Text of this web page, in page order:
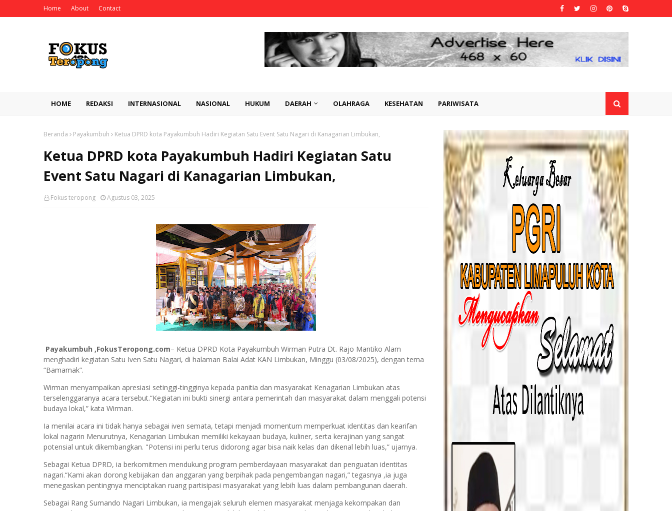
Home About Contact
HOME REDAKSI INTERNASIONAL NASIONAL HUKUM DAERAH OLAHRAGA KESEHATAN PARIWISATA
Beranda Payakumbuh Ketua DPRD kota Payakumbuh Hadiri Kegiatan Satu Event Satu Nagari di Kanagarian Limbukan,
Ketua DPRD kota Payakumbuh Hadiri Kegiatan Satu
Event Satu Nagari di Kanagarian Limbukan,
Fokus teropong Agustus 03, 2025
Payakumbuh ,FokusTeropong.com– Ketua DPRD Kota Payakumbuh Wirman Putra Dt. Rajo Mantiko Alam
menghadiri kegiatan Satu Iven Satu Nagari, di halaman Balai Adat KAN Limbukan, Minggu (03/08/2025), dengan tema
“Bamamak”.
Wirman menyampaikan apresiasi setinggi-tingginya kepada panitia dan masyarakat Kenagarian Limbukan atas
terselenggaranya acara tersebut.“Kegiatan ini bukti sinergi antara pemerintah dan masyarakat dalam menggali potensi
budaya lokal,” kata Wirman.
Ia menilai acara ini tidak hanya sebagai iven semata, tetapi menjadi momentum memperkuat identitas dan kearifan
lokal nagarin Menurutnya, Kenagarian Limbukan memiliki kekayaan budaya, kuliner, serta kerajinan yang sangat
potensial untuk dikembangkan. "Potensi ini perlu terus didorong agar bisa naik kelas dan dikenal lebih luas,” ujarnya.
Sebagai Ketua DPRD, ia berkomitmen mendukung program pemberdayaan masyarakat dan penguatan identitas
nagari.“Kami akan dorong kebijakan dan anggaran yang berpihak pada pengembangan nagari,” tegasnya ,ia juga
menegaskan pentingnya menciptakan ruang partisipasi masyarakat yang lebih luas dalam pembangunan daerah.
Sebagai Rang Sumando Nagari Limbukan, ia mengajak seluruh elemen masyarakat menjaga kekompakan dan